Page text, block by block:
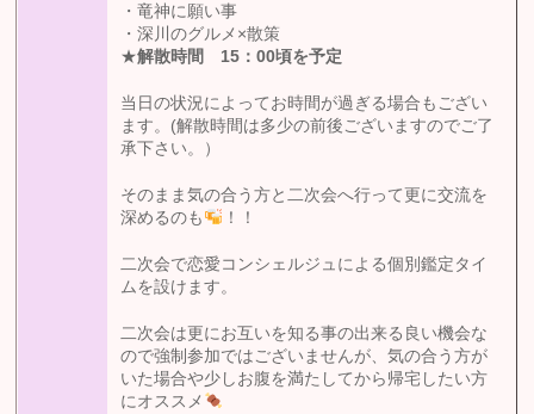
・竜神に願い事
・深川のグルメ×散策
★解散時間 15 ：00頃を予定
当日の状況によってお時間が過ぎる場合もござい
ます。(解散時間は多少の前後ございますのでご了
承下さい。）
そのまま気の合う方と二次会へ行って更に交流を
深めるのも
！！
二次会で恋愛コンシェルジュによる個別鑑定タイ
ムを設けます。
二次会は更にお互いを知る事の出来る良い機会な
ので強制参加ではございませんが、気の合う方が
いた場合や少しお腹を満たしてから帰宅したい方
にオススメ